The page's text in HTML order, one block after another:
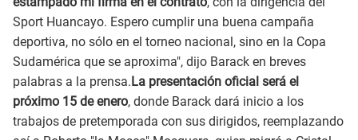
Sport Huancayo. Espero cumplir una buena campaña
deportiva, no sólo en el torneo nacional, sino en la Copa
Sudamérica que se aproxima", dijo Barack en breves
palabras a la prensa.La presentación oficial será el
próximo 15 de enero, donde Barack dará inicio a los
trabajos de pretemporada con sus dirigidos, reemplazando